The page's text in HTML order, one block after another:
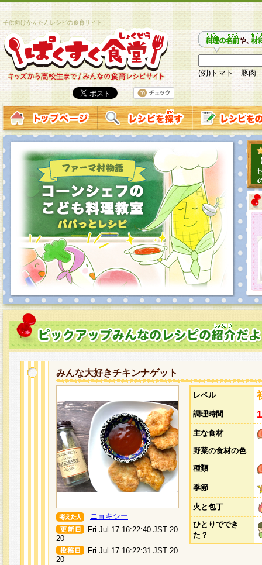
子供向けかんたんレシピの食育サイト
(例)トマト 豚肉
みんな大好きチキンナゲット
ニョキシー
Fri Jul 17 16:22:40 JST 20
20
Fri Jul 17 16:22:31 JST 20
20
レベル
調理時間
主な食材
野菜の食材の色
種類
季節
火と包丁
ひとりででき
た？